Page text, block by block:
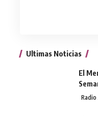
Ultimas Noticias
El